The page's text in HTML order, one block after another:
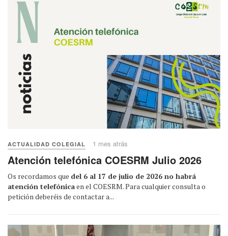
ACTUALIDAD COLEGIAL 1 mes atrás
Atención telefónica COESRM Julio 2026
Os recordamos que del 6 al 17 de julio de 2026 no habrá
atención telefónicaen el COESRM. Para cualquier consulta o
petición deberéis de contactar a...